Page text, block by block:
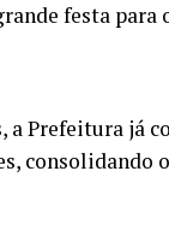
festa para
a Prefeitura já
consolidando